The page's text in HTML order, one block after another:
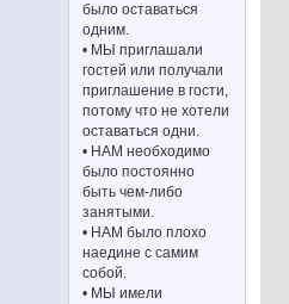
было оставаться
одним.
• МЫ приглашали
гостей или получали
приглашение в гости,
потому что не хотели
оставаться одни.
• НАМ необходимо
было постоянно
быть чем-либо
занятыми.
• НАМ было плохо
наедине с самим
собой.
• МЫ имели